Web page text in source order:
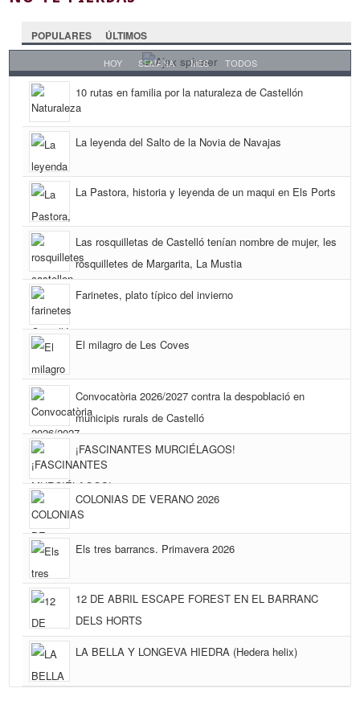
POPULARES ÚLTIMOS
HOY SEMANA MES TODOS
10 rutas en familia por la naturaleza de Castellón
La leyenda del Salto de la Novia de Navajas
La Pastora, historia y leyenda de un maqui en Els Ports
Las rosquilletas de Castelló tenían nombre de mujer, les
rosquilletes de Margarita, La Mustia
Farinetes, plato típico del invierno
El milagro de Les Coves
Convocatòria 2026/2027 contra la despoblació en
municipis rurals de Castelló
¡FASCINANTES MURCIÉLAGOS!
COLONIAS DE VERANO 2026
Els tres barrancs. Primavera 2026
12 DE ABRIL ESCAPE FOREST EN EL BARRANC
DELS HORTS
LA BELLA Y LONGEVA HIEDRA (Hedera helix)